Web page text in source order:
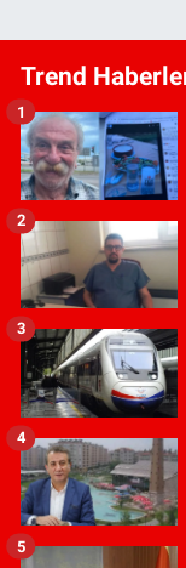
Trend
1
2
3
4
5